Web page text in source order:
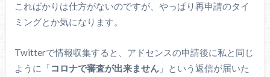
こればかりは仕方がないのですが、やっぱり再申請のタイ
ミングとか気になります。
Twitterで情報収集すると、アドセンスの申請後に私と同じ
ように「コロナで審査が出来ません」という返信が届いた